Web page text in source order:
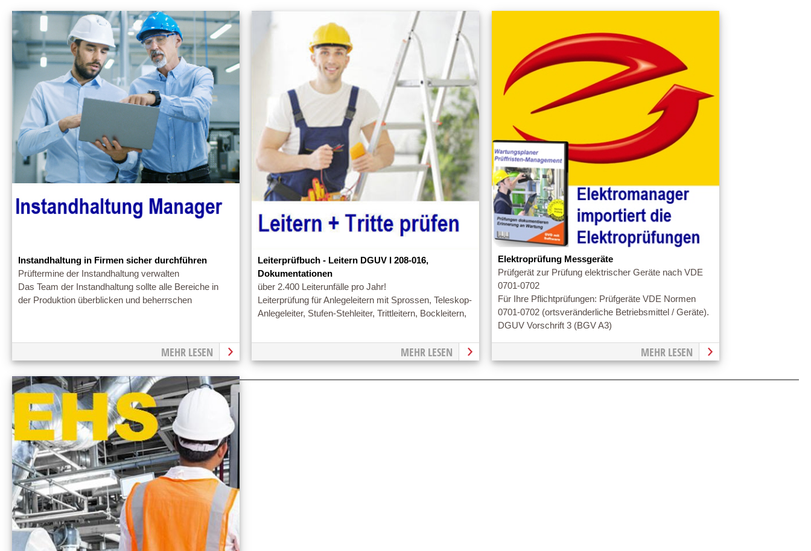
Instandhaltung in Firmen sicher durchführen
Prüftermine der Instandhaltung verwalten
Das Team der Instandhaltung sollte alle Bereiche in
der Produktion überblicken und beherrschen
MEHR LESEN
Leiterprüfbuch - Leitern DGUV I 208-016,
Dokumentationen
über 2.400 Leiterunfälle pro Jahr!
Leiterprüfung für Anlegeleitern mit Sprossen, Teleskop-
Anlegeleiter, Stufen-Stehleiter, Trittleitern, Bockleitern,
MEHR LESEN
Elektroprüfung Messgeräte
Prüfgerät zur Prüfung elektrischer Geräte nach VDE
0701-0702
Für Ihre Pflichtprüfungen: Prüfgeräte VDE Normen
0701-0702 (ortsveränderliche Betriebsmittel / Geräte).
DGUV Vorschrift 3 (BGV A3)
MEHR LESEN